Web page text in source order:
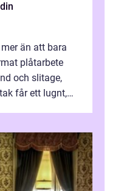
än att bara
plåtarbete
och slitage,
får ett lugnt,